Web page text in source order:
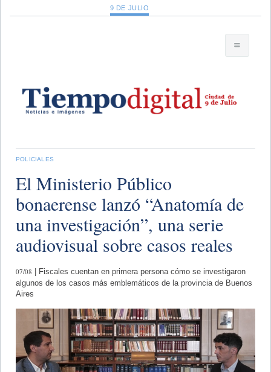
9 DE JULIO
POLICIALES
El Ministerio Público
bonaerense lanzó “Anatomía de
una investigación”, una serie
audiovisual sobre casos reales
07/08 | Fiscales cuentan en primera persona cómo se investigaron
algunos de los casos más emblemáticos de la provincia de Buenos
Aires